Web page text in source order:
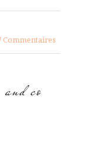
Commentaires
co